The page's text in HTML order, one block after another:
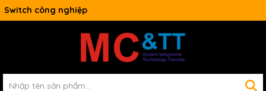
Switch công nghiệp